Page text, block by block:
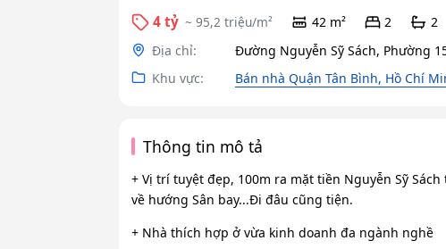
4 tỷ ~ 95,2 triệu/m² 42 m² 2 2
Địa chỉ:
Đường Nguyễn Sỹ Sách, Phường
Khu vực:
Bán nhà Quận Tân Bình, Hồ Chí
Thông tin mô tả
+ Vị trí tuyệt đẹp, 100m ra mặt tiền Nguyễn Sỹ
về hướng Sân bay...Đi đâu cũng tiện.
+ Nhà thích hợp ở vừa kinh doanh đa ngành nghề